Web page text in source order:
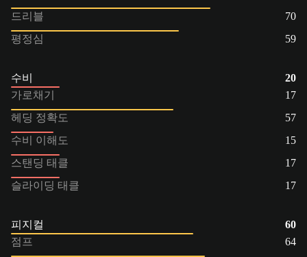
드리블
70
평정심
59
수비
20
가로채기
17
헤딩 정확도
57
수비 이해도
15
스탠딩 태클
17
슬라이딩 태클
17
피지컬
60
점프
64